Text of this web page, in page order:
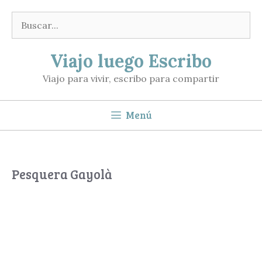
contenido
Buscar:
Viajo luego Escribo
Viajo para vivir, escribo para compartir
Menú
Pesquera Gayolà